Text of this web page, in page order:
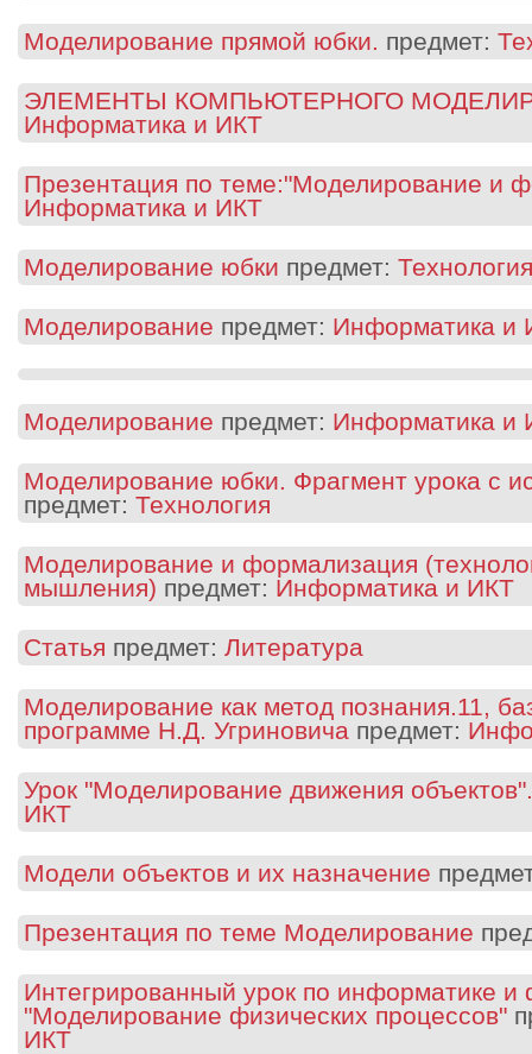
Моделирование прямой юбки. предмет:
ЭЛЕМЕНТЫ КОМПЬЮТЕРНОГО
Информатика и ИКТ
Презентация по теме:"Моделирование и
Информатика и ИКТ
Моделирование юбки предмет: Технология
Моделирование предмет: Информатика и
Моделирование предмет: Информатика и
Моделирование юбки. Фрагмент урока с
предмет: Технология
Моделирование и формализация
мышления) предмет: Информатика и ИКТ
Статья предмет: Литература
Моделирование как метод познания.11,
программе Н.Д. Угриновича предмет:
Урок "Моделирование движения объектов".
ИКТ
Модели объектов и их назначение
Презентация по теме Моделирование
Интегрированный урок по информатике и
"Моделирование физических процессов"
ИКТ